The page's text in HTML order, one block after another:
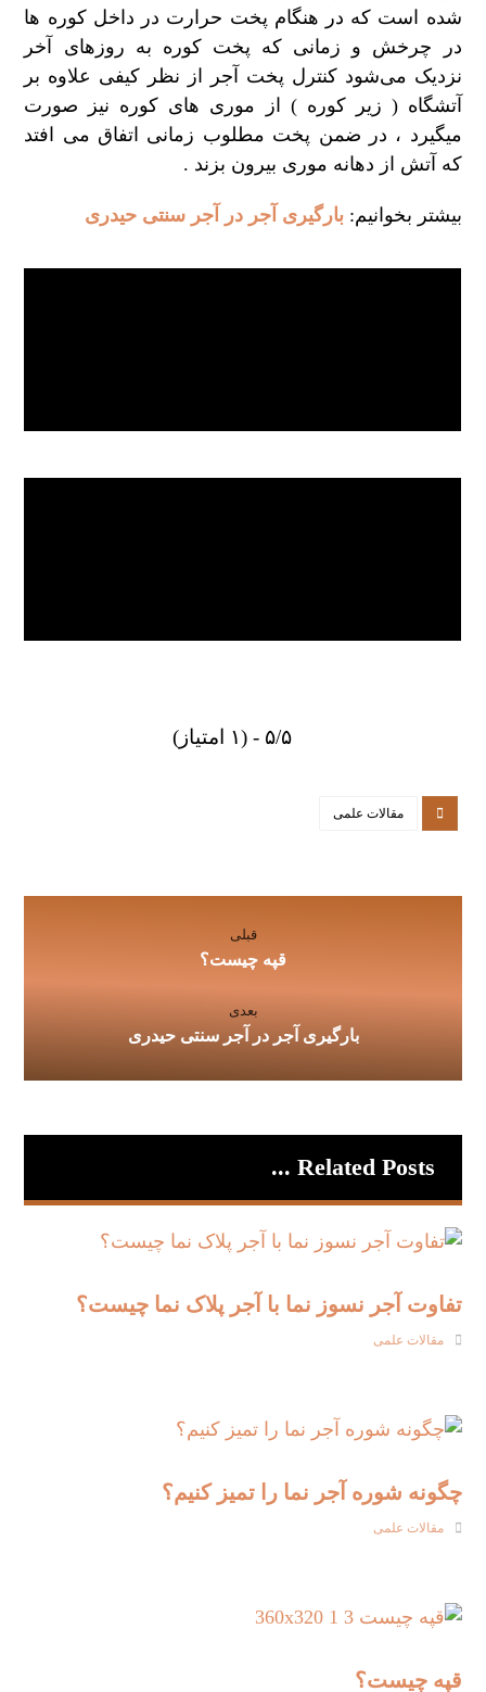
شده است که در هنگام پخت حرارت در داخل کوره ها
در چرخش و زمانی که پخت کوره به روزهای آخر
نزدیک می‌شود کنترل پخت آجر از نظر کیفی علاوه بر
آتشگاه ( زیر کوره ) از موری های کوره نیز صورت
میگیرد ، در ضمن پخت مطلوب زمانی اتفاق می افتد
که آتش از دهانه موری بیرون بزند .
بیشتر بخوانیم:بارگیری آجر در آجر سنتی حیدری
۵/۵ - (۱ امتیاز)
مقالات علمی
قبلی
قپه چیست؟
بعدی
بارگیری آجر در آجر سنتی حیدری
Related Posts ...
تفاوت آجر نسوز نما با آجر پلاک نما چیست؟
مقالات علمی
چگونه شوره آجر نما را تمیز کنیم؟
مقالات علمی
قپه چیست؟